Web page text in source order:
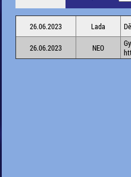
26.06.2023 Lada
26.06.2023 NEO